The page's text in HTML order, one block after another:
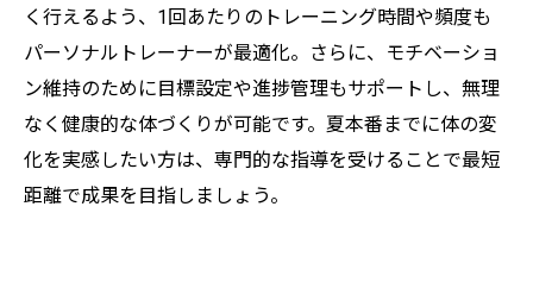
く行えるよう、1回あたりのトレーニング時間や頻度も
パーソナルトレーナーが最適化。さらに、モチベーショ
ン維持のために目標設定や進捗管理もサポートし、無理
なく健康的な体づくりが可能です。夏本番までに体の変
化を実感したい方は、専門的な指導を受けることで最短
距離で成果を目指しましょう。